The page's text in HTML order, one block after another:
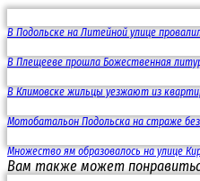
В Подольске на Литейной улице
В Плещееве прошла Божественная
В Климовске жильцы уезжают из
Мотобатальон Подольска на страже
Множество ям образовалось на улице
Вам также может